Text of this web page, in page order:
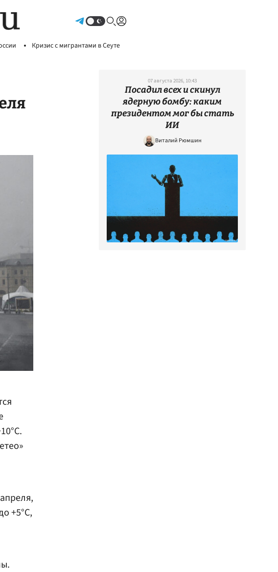
Кризис с мигрантами в Сеуте
+5°C,
07 августа 2026, 10:43
Посадил всех и скинул
ядерную бомбу: каким
президентом мог бы стать
ИИ
Виталий Рюмшин